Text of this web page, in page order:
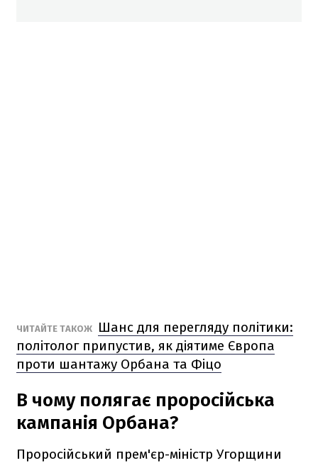
ЧИТАЙТЕ ТАКОЖ
Шанс для перегляду політики:
політолог припустив, як діятиме Європа
проти шантажу Орбана та Фіцо
В чому полягає проросійська
кампанія Орбана?
Проросійський прем'єр-міністр Угорщини